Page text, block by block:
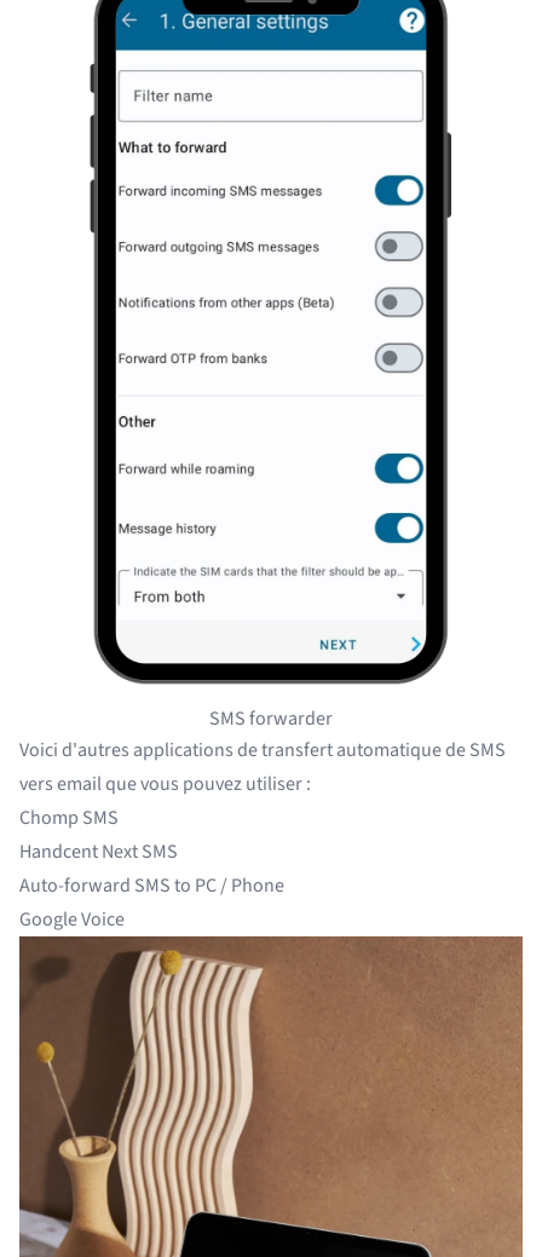
SMS forwarder
Voici d'autres applications de transfert automatique de SMS
vers email que vous pouvez utiliser :
Chomp SMS
Handcent Next SMS
Auto-forward SMS to PC / Phone
Google Voice